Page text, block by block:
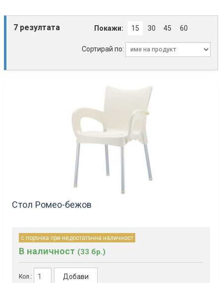
7 резултата Покажи: 15 30 45 60
Сортирай по:
Стол Ромео-бежов
с поръчка при недостатъчна наличност
В наличност (33 бр.)
Кол.: Добави